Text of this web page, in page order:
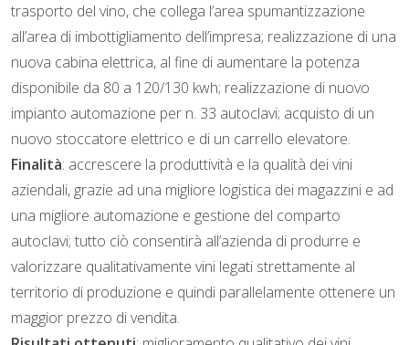
trasporto del vino, che collega l’area spumantizzazione
all’area di imbottigliamento dell’impresa; realizzazione di una
nuova cabina elettrica, al fine di aumentare la potenza
disponibile da 80 a 120/130 kwh; realizzazione di nuovo
impianto automazione per n. 33 autoclavi; acquisto di un
nuovo stoccatore elettrico e di un carrello elevatore.
Finalità: accrescere la produttività e la qualità dei vini
aziendali, grazie ad una migliore logistica dei magazzini e ad
una migliore automazione e gestione del comparto
autoclavi; tutto ciò consentirà all’azienda di produrre e
valorizzare qualitativamente vini legati strettamente al
territorio di produzione e quindi parallelamente ottenere un
maggior prezzo di vendita.